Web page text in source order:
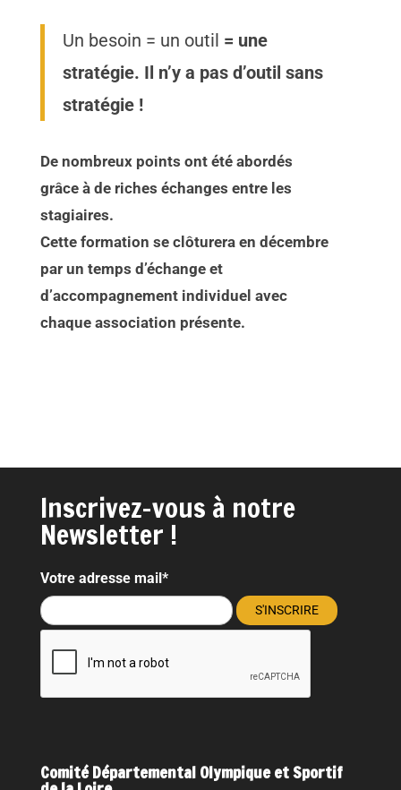
Un besoin = un outil = une
stratégie. Il n’y a pas d’outil sans
stratégie !
De nombreux points ont été abordés
grâce à de riches échanges entre les
stagiaires.
Cette formation se clôturera en décembre
par un temps d’échange et
d’accompagnement individuel avec
chaque association présente.
Inscrivez-vous à notre
Newsletter !
Votre adresse mail*
Comité Départemental Olympique et Sportif